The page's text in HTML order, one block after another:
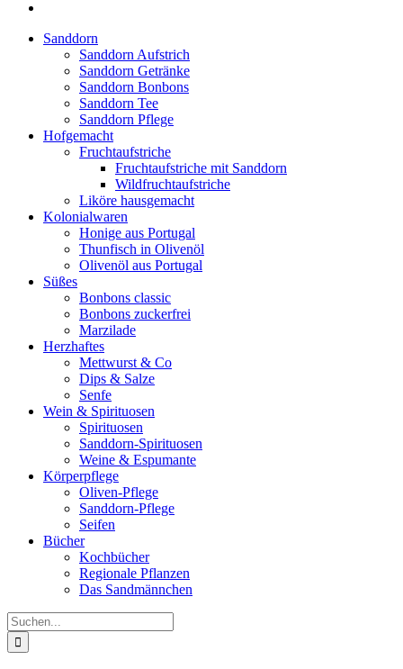
Sanddorn
Sanddorn Aufstrich
Sanddorn Getränke
Sanddorn Bonbons
Sanddorn Tee
Sanddorn Pflege
Hofgemacht
Fruchtaufstriche
Fruchtaufstriche mit Sanddorn
Wildfruchtaufstriche
Liköre hausgemacht
Kolonialwaren
Honige aus Portugal
Thunfisch in Olivenöl
Olivenöl aus Portugal
Süßes
Bonbons classic
Bonbons zuckerfrei
Marzilade
Herzhaftes
Mettwurst & Co
Dips & Salze
Senfe
Wein & Spirituosen
Spirituosen
Sanddorn-Spirituosen
Weine & Espumante
Körperpflege
Oliven-Pflege
Sanddorn-Pflege
Seifen
Bücher
Kochbücher
Regionale Pflanzen
Das Sandmännchen
Suche
nach: